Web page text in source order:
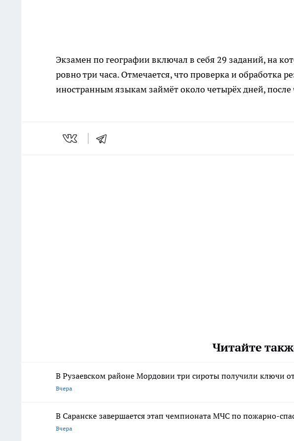
Экзамен по географии включал в себя 29 заданий, на
ровно три часа. Отмечается, что проверка и обработка
иностранным языкам займёт около четырёх дней, после
Читайте
В Рузаевском районе Мордовии три сироты получили ключи
Вчера
В Саранске завершается этап чемпионата МЧС по пожарно-
Вчера